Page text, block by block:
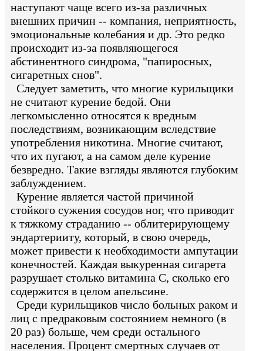
наступают чаще всего из-за различных
внешних причин -- компания, неприятность,
эмоциональные колебания и др. Это редко
происходит из-за появляющегося
абстинентного синдрома, "папиросных,
сигаретных снов".
Следует заметить, что многие курильщики
не считают курение бедой. Они
легкомысленно относятся к вредным
последствиям, возникающим вследствие
употребления никотина. Многие считают,
что их пугают, а на самом деле курение
безвредно. Такие взгляды являются глубоким
заблуждением.
Курение является частой причиной
стойкого сужения сосудов ног, что приводит
к тяжкому страданию -- облитерирующему
эндартерииту, который, в свою очередь,
может привести к необходимости ампутации
конечностей. Каждая выкуренная сигарета
разрушает столько витамина С, сколько его
содержится в целом апельсине.
Среди курильщиков число больных раком и
лиц с предраковым состоянием немного (в
20 раз) больше, чем среди остального
населения. Процент смертных случаев от